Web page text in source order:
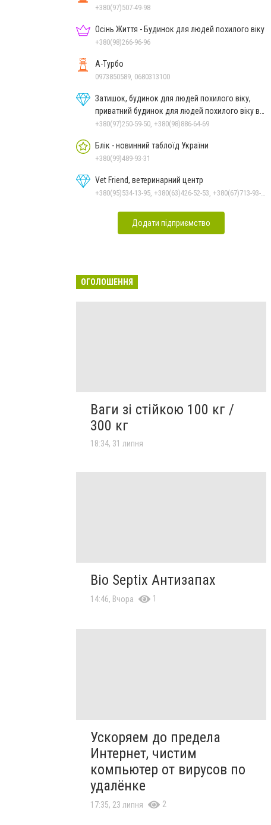
+380(97)507-49-98
Осінь Життя - Будинок для людей похилого віку
+380(98)266-96-96
А-Турбо
0973850589, 0680313100
Затишок, будинок для людей похилого віку,
приватний будинок для людей похилого віку в
Дніпрі
+380(97)250-59-50, +380(98)886-64-69
Блік - новинний таблоїд України
+380(99)489-93-31
Vet Friend, ветеринарний центр
Додати підприємство
ОГОЛОШЕННЯ
Ваги зі стійкою 100 кг /
300 кг
18:34, 31 липня
Bio Septix Антизапах
14:46, Вчора 1
Ускоряем до предела
Интернет, чистим
компьютер от вирусов по
удалёнке
17:35, 23 липня 2